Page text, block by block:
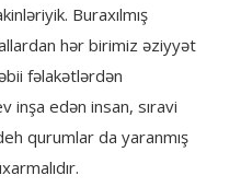
Buraxılmış
hər birimiz əziyyət
fəlakətlərdən
inşa edən insan, sıravi
qurumlar da yaranmış